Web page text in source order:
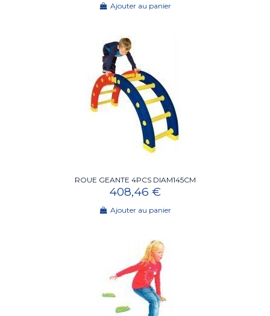
Ajouter au panier
ROUE GEANTE 4PCS DIAM145CM
408,46 €
Ajouter au panier